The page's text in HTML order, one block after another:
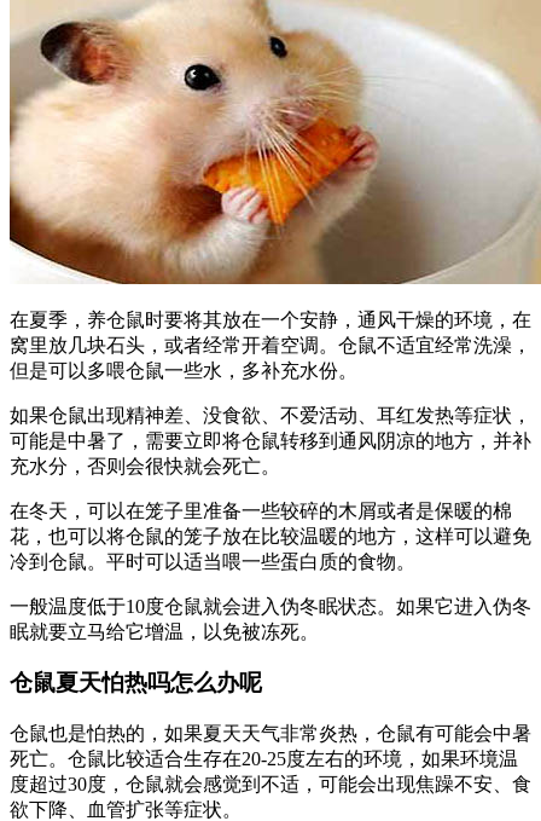
在夏季，养仓鼠时要将其放在一个安静，通风干燥的环境，在
窝里放几块石头，或者经常开着空调。仓鼠不适宜经常洗澡，
但是可以多喂仓鼠一些水，多补充水份。
如果仓鼠出现精神差、没食欲、不爱活动、耳红发热等症状，
可能是中暑了，需要立即将仓鼠转移到通风阴凉的地方，并补
充水分，否则会很快就会死亡。
在冬天，可以在笼子里准备一些较碎的木屑或者是保暖的棉
花，也可以将仓鼠的笼子放在比较温暖的地方，这样可以避免
冷到仓鼠。平时可以适当喂一些蛋白质的食物。
一般温度低于10度仓鼠就会进入伪冬眠状态。如果它进入伪冬
眠就要立马给它增温，以免被冻死。
仓鼠夏天怕热吗怎么办呢
仓鼠也是怕热的，如果夏天天气非常炎热，仓鼠有可能会中暑
死亡。仓鼠比较适合生存在20-25度左右的环境，如果环境温
度超过30度，仓鼠就会感觉到不适，可能会出现焦躁不安、食
欲下降、血管扩张等症状。